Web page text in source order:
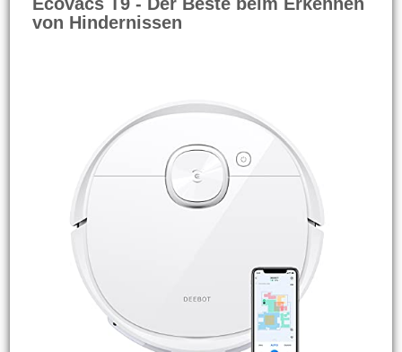
Ecovacs T9 - Der Beste beim Erkennen
von Hindernissen